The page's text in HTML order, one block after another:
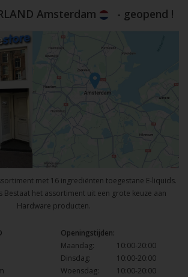
Amsterdam - geopend !
met 16 ingrediënten toegestane E-liquids.
Bestaat het assortiment uit een grote keuze aan
Hardware producten.
Openingstijden:
Maandag:
10:00-20:00
Dinsdag:
10:00-20:00
Woensdag:
10:00-20:00